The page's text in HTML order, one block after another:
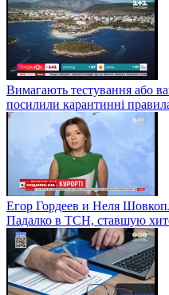
Вимагають тестування або
посилили карантинні
Егор Гордеев и Неля
Падалко в ТСН, ставшую